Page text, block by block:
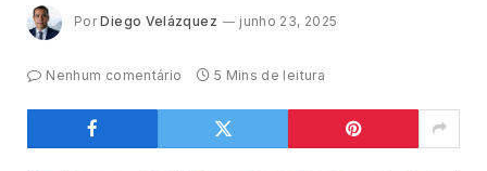
Por Diego Velázquez junho 23, 2025
Nenhum comentário 5 Mins de leitura